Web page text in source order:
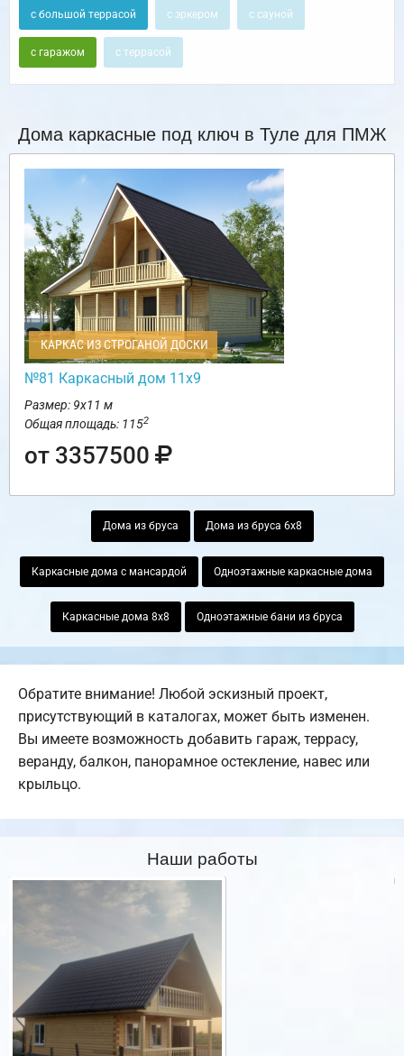
с большой террасой с эркером с сауной
с гаражом с террасой
Дома каркасные под ключ в Туле для ПМЖ
КАРКАС ИЗ СТРОГАНОЙ ДОСКИ
№81 Каркасный дом 11х9
Размер: 9х11 м
Общая площадь: 1152
от 3357500
Дома из бруса Дома из бруса 6х8
Каркасные дома с мансардой Одноэтажные каркасные дома
Каркасные дома 8х8 Одноэтажные бани из бруса
Обратите внимание! Любой эскизный проект,
присутствующий в каталогах, может быть изменен.
Вы имеете возможность добавить гараж, террасу,
веранду, балкон, панорамное остекление, навес или
крыльцо.
Наши работы